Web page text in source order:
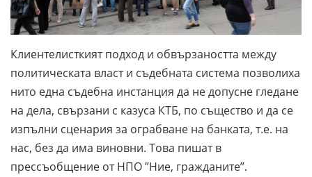
Клиентелисткият подход и обвързаността между
политическата власт и съдебната система позволиха
нито една съдебна инстанция да не допусне гледане
на дела, свързани с казуса КТБ, по същество и да се
изпълни сценария за ограбване на банката, т.е. на
нас, без да има виновни. Това пишат в
прессъобщение от НПО ”Ние, гражданите”.